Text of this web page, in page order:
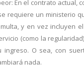
En el contrato actual,
requiere un ministerio
y en vez incluyen
(como la
O sea, con
nada.